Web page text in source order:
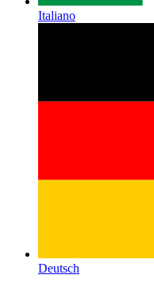
Italiano
Deutsch